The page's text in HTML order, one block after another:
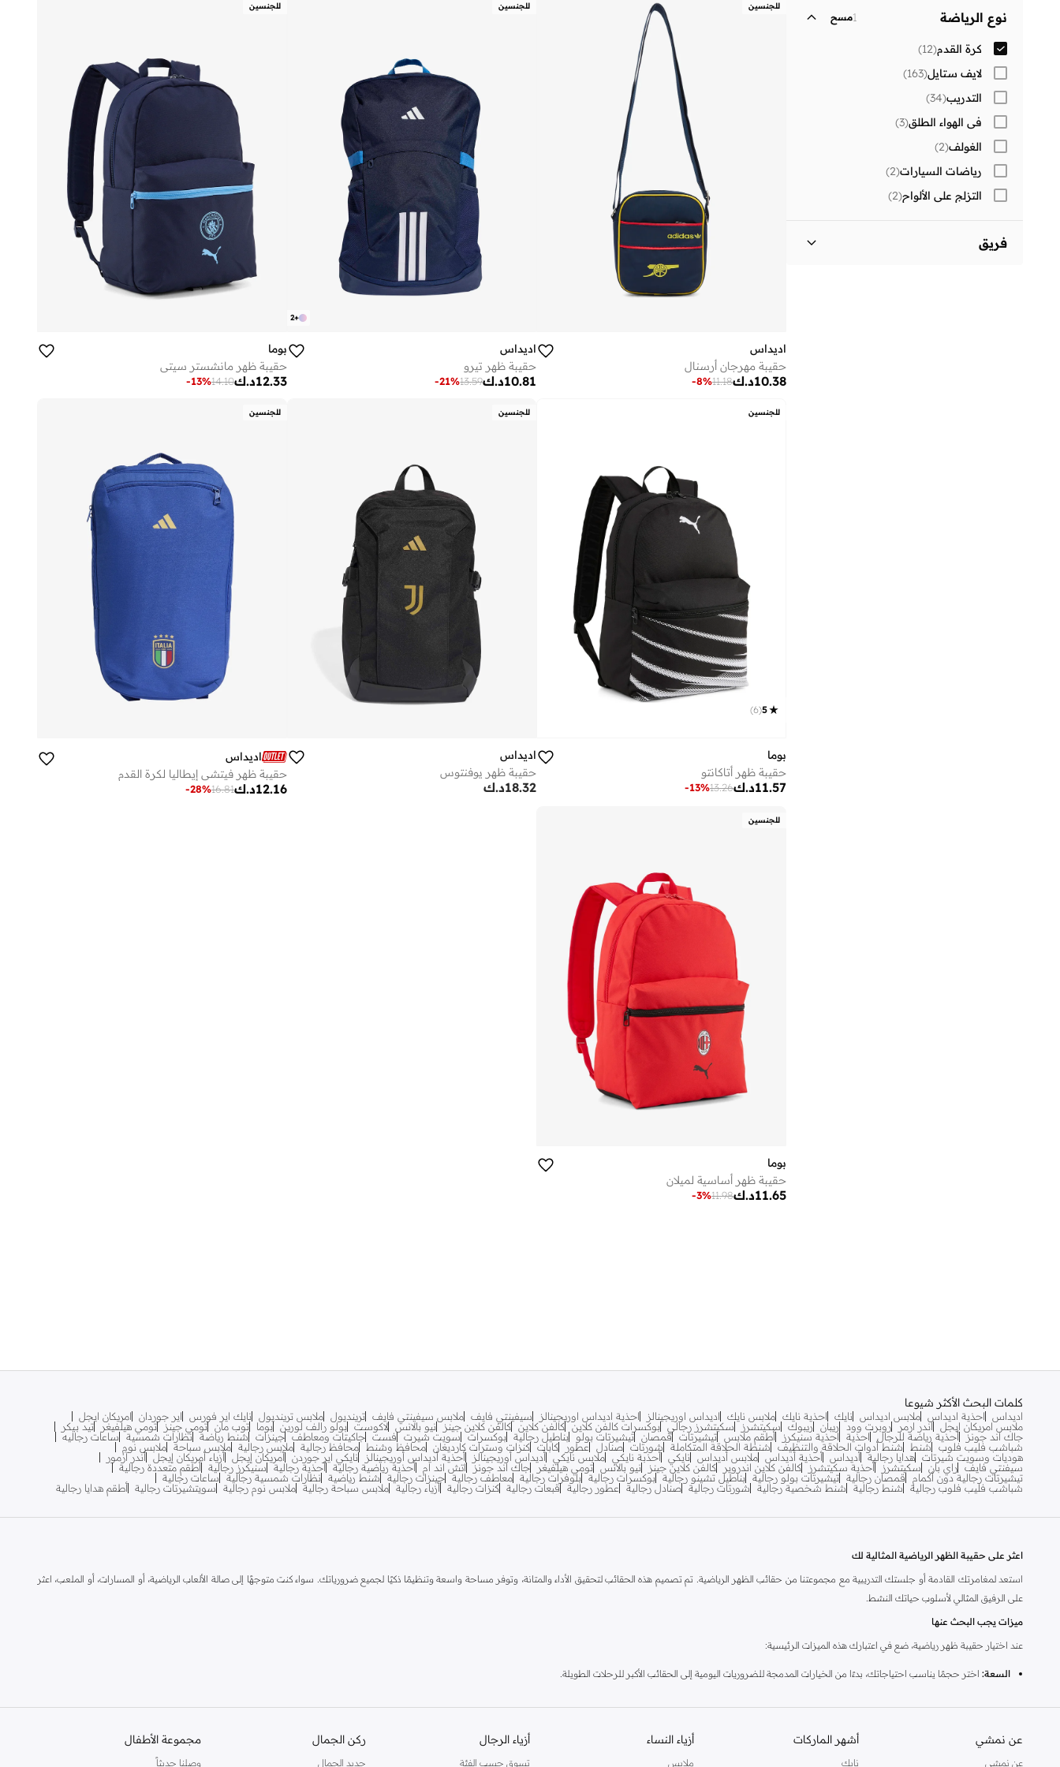
نوع الرياضة 1مسح
كرة القدم(
12
)
لايف ستايل(
163
)
التدريب(
34
)
في الهواء الطلق(
3
)
الغولف(
2
)
رياضات السيارات(
2
)
التزلج على الألواح(
2
)
فريق
للجنسين
اديداس
حقيبة مهرجان أرسنال
د.ك10.38
11.18
-8%
للجنسين
+
2
اديداس
حقيبة ظهر تيرو
د.ك10.81
13.59
-21%
للجنسين
بوما
حقيبة ظهر مانشستر سيتي
د.ك12.33
14.10
-13%
للجنسين
5
(
6
)
بوما
حقيبة ظهر أتاكانتو
د.ك11.57
13.26
-13%
للجنسين
اديداس
حقيبة ظهر يوفنتوس
د.ك18.32
للجنسين
اديداس
حقيبة ظهر فيتشي إيطاليا لكرة القدم
د.ك12.16
16.81
-28%
للجنسين
بوما
حقيبة ظهر أساسية لميلان
د.ك11.65
11.98
-3%
كلمات البحث الأكثر شيوعا
اديداس احذية اديداس ملابس اديداس نايك احذية نايك ملابس نايك اديداس اوريجينالز احذية اديداس اوريجينالز سيفينتي فايف ملابس سيفينتي فايف ترينديول ملابس ترينديول نايك اير فورس اير جوردان
امريكان ايجل
ملابس امريكان ايجل اندر ارمر روبرت وود ريبان ريبوك سكيتشرز سكيتشرز رجالي بوكسرات كالفن كلاين كالفن كلاين كالفن كلاين جينز نيو بالانس لاكوست بولو رالف لورين بوما توب مان تومي جينز تومي هيلفيغر
تيد بيكر
جاك اند جونز أحذية رياضة للرجال احذية احذية سنيكرز أطقم ملابس تيشيرتات قمصان تيشيرتات بولو بناطيل رجالية بوكسرات سويت شيرت فست جاكيتات ومعاطف جينزات شنط رياضة نظارات شمسية
ساعات رجاليه
شباشب فليب فلوب
شنط شنط أدوات الحلاقة والتنظيف شنطة الحلاقة المتكاملة شورتات صنادل عطور كابات كنزات وسترات كارديغان محافظ وشنط محافظ رجالية ملابس رجالية ملابس سباحة ملابس نوم
هوديات وسويت شيرتات هدايا رجالية أديداس أحذية أديداس ملابس أديداس نايكي أحذبة نايكي ملابس نايكي أديداس أوريجينالز أحذية أديداس أوريجينالز نايكي اير جوردن أمريكان إيجل أزياء أمريكان إيجل أندر آرمور
سيفنتي فايف راي بان سكيتشرز أحذية سكيتشرز كالفن كلاين اندروير كالفن كلاين جينز نيو بالانس تومي هيلفيغر جاك اند جونز اتش اند ام أحذية رياضية رجالية أحذية رجالية سنيكرز رجالية أطقم متعددة رجالية
تيشيرتات رجالية دون أكمام
قمصان رجالية تيشيرتات بولو رجالية بناطيل تشينو رجالية بوكسرات رجالية بلوفرات رجالية معاطف رجالية جينزات رجالية شنط رياضية نظارات شمسية رجالية
ساعات رجالية
شباشب فليب فلوب رجالية
شنط رجالية شنط شخصية رجالية شورتات رجالية صنادل رجالية عطور رجالية قبعات رجالية كنزات رجالية أزياء رجالية ملابس سباحة رجالية ملابس نوم رجالية سويتشيرتات رجالية أطقم هدايا رجالية
اعثر على حقيبة الظهر الرياضية المثالية لك
استعد لمغامرتك القادمة أو جلستك التدريبية مع مجموعتنا من حقائب الظهر الرياضية. تم تصميم هذه الحقائب لتحقيق الأداء والمتانة، وتوفر مساحة واسعة وتنظيمًا ذكيًا لجميع ضرورياتك. سواء كنت متوجهًا إلى صالة الألعاب الرياضية، أو المسارات، أو الملعب، اعثر
على الرفيق المثالي لأسلوب حياتك النشط.
ميزات يجب البحث عنها
عند اختيار حقيبة ظهر رياضية، ضع في اعتبارك هذه الميزات الرئيسية:
السعة: اختر حجمًا يناسب احتياجاتك، بدءًا من الخيارات المدمجة للضروريات اليومية إلى الحقائب الأكبر للرحلات الطويلة.
المتانة:تضمن المواد المقاومة للماء والخياطة المقواة أن تتحمل حقيبة الظهر الخاصة بك قسوة أنشطتك.عن نمشي
عن نمشي
أشهر الماركات
نايك
أزياء النساء
ملابس
أزياء الرجال
تسوق حسب الفئة
ركن الجمال
جديد الجمال
مجموعة الأطفال
وصلنا حديثاً